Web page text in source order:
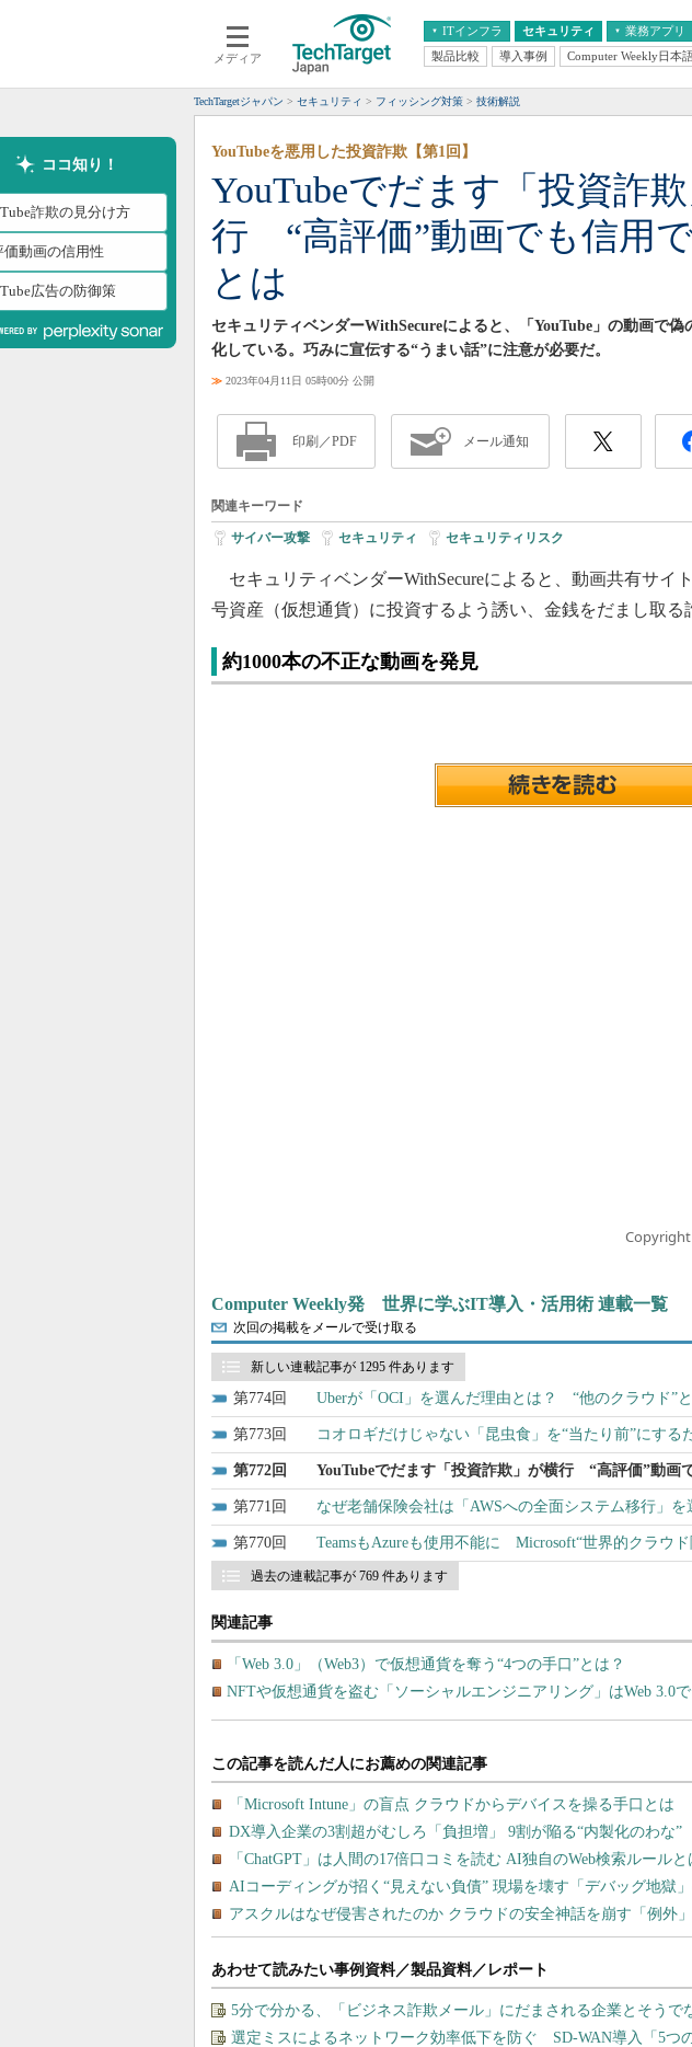
メディア
ITインフラ
クラウド
スマートモバイル
ネットワーク
システム運用管理
セキュリティ 業務アプリ
エンタープライズAI
ERP
CX
情報系システム
経営とIT 医療IT
製品比較 導入事例 Computer Weekly日本
TechTargetジャパン セキュリティ フィッシング対策 技術解説
ココ知り！
詐欺の見分け方
価動画の信用性
広告の防御策
YouTubeでだます「投資詐
行 “高評価”動画でも信用
とは
YouTubeを悪用した投資詐欺【第1回】
セキュリティベンダーWithSecureによると、「YouTube」の動画で
化している。巧みに宣伝する“うまい話”に注意が必要だ。
≫ 2023年04月11日 05時00分 公開
印刷／PDF メール通知
関連キーワード
サイバー攻撃 セキュリティ セキュリティリスク
セキュリティベンダーWithSecureによると、動画共有サイ
号資産（仮想通貨）に投資するよう誘い、金銭をだまし取る
約1000本の不正な動画を発見
Copyright
Computer Weekly発 世界に学ぶIT導入・活用術 連載一覧
次回の掲載をメールで受け取る
新しい連載記事が 1295 件あります
774 Uberが「OCI」を選んだ理由とは？ “他のクラウド”
773 コオロギだけじゃない「昆虫食」を“当たり前”にする
772 YouTubeでだます「投資詐欺」が横行 “高評価”動画
771 なぜ老舗保険会社は「AWSへの全面システム移行」を
770 TeamsもAzureも使用不能に Microsoft“世界的クラウ
過去の連載記事が 769 件あります
関連記事
「Web 3.0」（Web3）で仮想通貨を奪う“4つの手口”とは？
NFTや仮想通貨を盗む「ソーシャルエンジニアリング」はWeb 3.0
あわせて読みたい事例資料／製品資料／レポート
5分で分かる、「ビジネス詐欺メール」にだまされる企業とそうで
選定ミスによるネットワーク効率低下を防ぐ SD-WAN導入「5つ